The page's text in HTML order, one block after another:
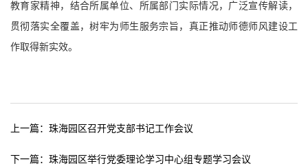
教育家精神，结合所属单位、所属部门实际情况，广泛宣传解读，
贯彻落实全覆盖，树牢为师生服务宗旨，真正推动师德师风建设工
作取得新实效。
上一篇： 珠海园区召开党支部书记工作会议
下一篇： 珠海园区举行党委理论学习中心组专题学习会议